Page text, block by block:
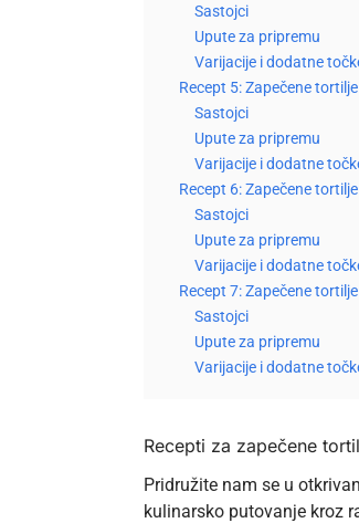
Sastojci
Upute za pripremu
Varijacije i dodatne
Recept 5: Zapečene
Sastojci
Upute za pripremu
Varijacije i dodatne
Recept 6: Zapečene
Sastojci
Upute za pripremu
Varijacije i dodatne
Recept 7: Zapečene
Sastojci
Upute za pripremu
Varijacije i dodatne
Recepti za zapečene
Pridružite nam se u
kulinarsko putovanje kroz